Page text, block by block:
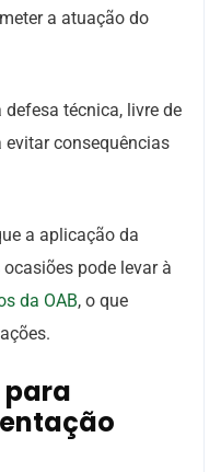
a atuação do
técnica, livre de
evitar consequências
a aplicação da
pode levar à
da OAB, o que
para